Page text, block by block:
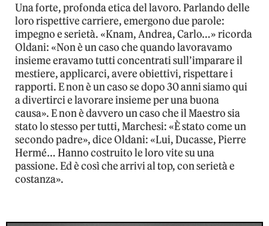
Una forte, profonda etica del lavoro. Parlando delle
loro rispettive carriere, emergono due parole:
impegno e serietà. «Knam, Andrea, Carlo…» ricorda
Oldani: «Non è un caso che quando lavoravamo
insieme eravamo tutti concentrati sull’imparare il
mestiere, applicarci, avere obiettivi, rispettare i
rapporti. E non è un caso se dopo 30 anni siamo qui
a divertirci e lavorare insieme per una buona
causa». E non è davvero un caso che il Maestro sia
stato lo stesso per tutti, Marchesi: «È stato come un
secondo padre», dice Oldani: «Lui, Ducasse, Pierre
Hermé… Hanno costruito le loro vite su una
passione. Ed è così che arrivi al top, con serietà e
costanza».